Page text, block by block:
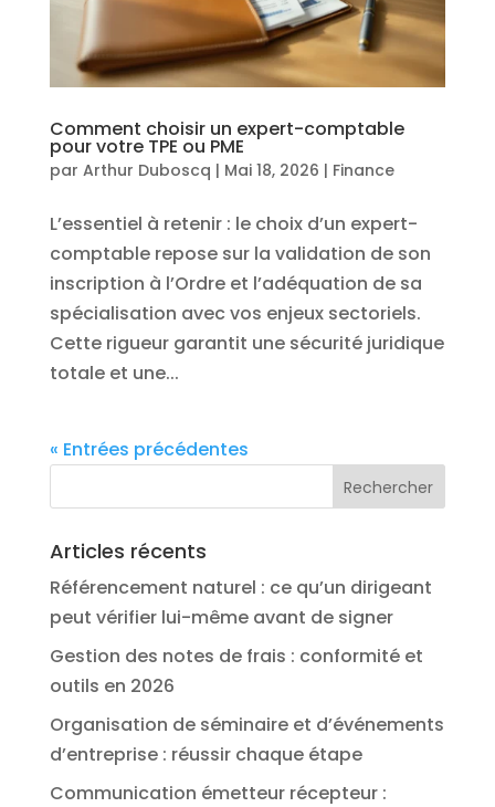
Comment choisir un expert-comptable
pour votre TPE ou PME
par Arthur Duboscq | Mai 18, 2026 | Finance
L’essentiel à retenir : le choix d’un expert-
comptable repose sur la validation de son
inscription à l’Ordre et l’adéquation de sa
spécialisation avec vos enjeux sectoriels.
Cette rigueur garantit une sécurité juridique
totale et une...
« Entrées précédentes
Articles récents
Référencement naturel : ce qu’un dirigeant
peut vérifier lui-même avant de signer
Gestion des notes de frais : conformité et
outils en 2026
Organisation de séminaire et d’événements
d’entreprise : réussir chaque étape
Communication émetteur récepteur :